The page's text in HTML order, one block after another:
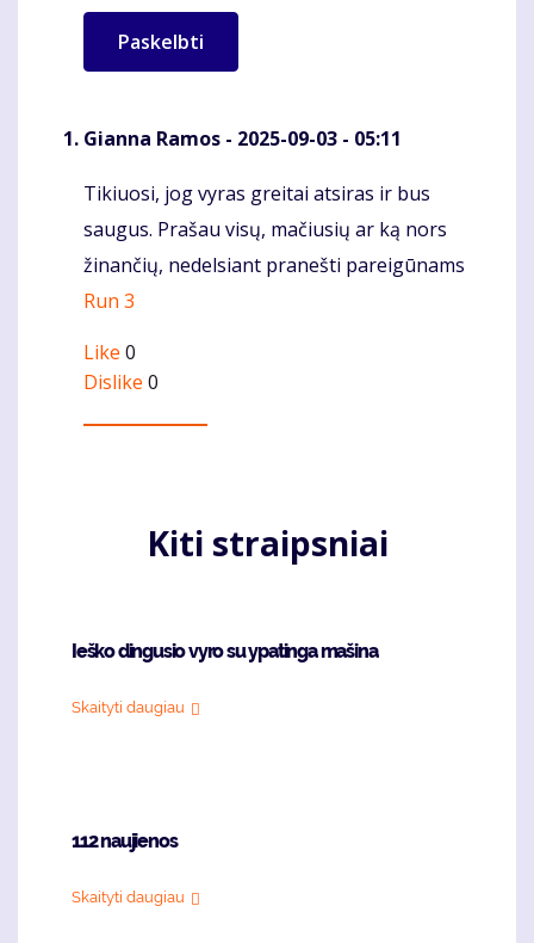
Gianna Ramos - 2025-09-03 - 05:11
Komentaras
Tikiuosi, jog vyras greitai atsiras ir bus
saugus. Prašau visų, mačiusių ar ką nors
žinančių, nedelsiant pranešti pareigūnams
Run 3
Like 0
Dislike 0
Kiti straipsniai
Ieško dingusio vyro su ypatinga mašina
Skaityti daugiau
112 naujienos
Skaityti daugiau